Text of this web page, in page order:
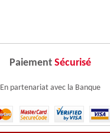
Paiement Sécurisé
En partenariat avec la Banque